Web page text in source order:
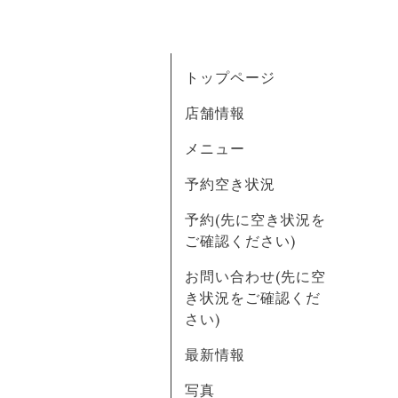
トップページ
店舗情報
メニュー
予約空き状況
予約(先に空き状況を
ご確認ください)
お問い合わせ(先に空
き状況をご確認くだ
さい)
最新情報
写真